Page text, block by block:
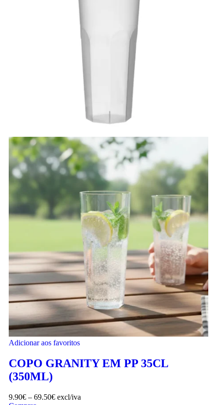
Adicionar aos favoritos
COPO GRANITY EM PP 35CL
(350ML)
9.90€ – 69.50€ excl/iva